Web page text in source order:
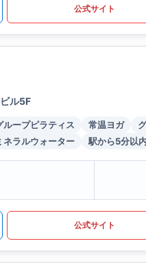
公式サイト
ル5F
ループピラティス 常温ヨガ
ネラルウォーター 駅から5分以
公式サイト